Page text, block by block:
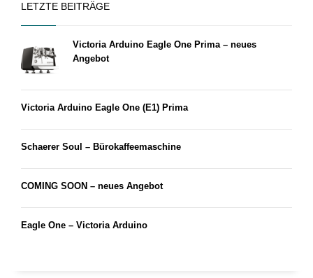
LETZTE BEITRÄGE
Victoria Arduino Eagle One Prima – neues
Angebot
Victoria Arduino Eagle One (E1) Prima
Schaerer Soul – Bürokaffeemaschine
COMING SOON – neues Angebot
Eagle One – Victoria Arduino